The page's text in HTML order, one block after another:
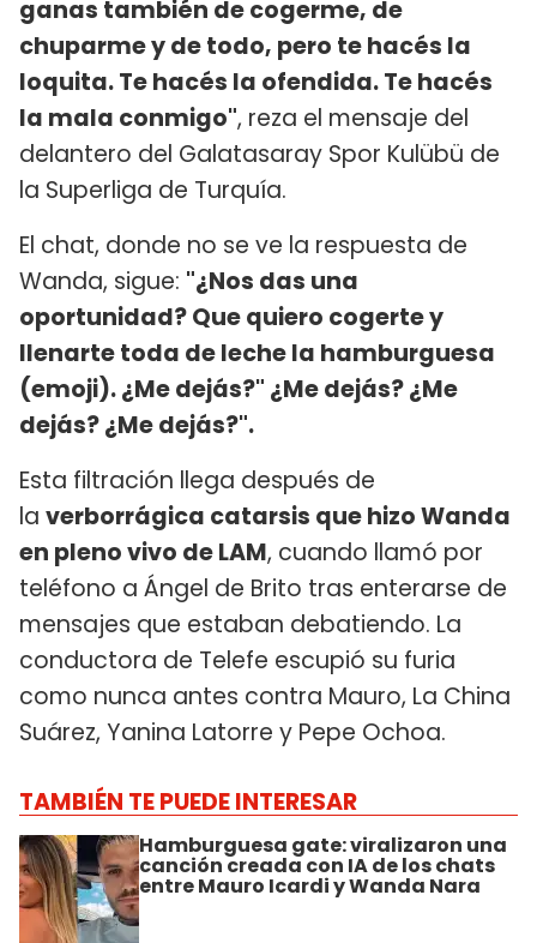
ganas también de cogerme, de
chuparme y de todo, pero te hacés la
loquita. Te hacés la ofendida. Te hacés
la mala conmigo", reza el mensaje del
delantero del Galatasaray Spor Kulübü de
la Superliga de Turquía.
El chat, donde no se ve la respuesta de
Wanda, sigue: "¿Nos das una
oportunidad? Que quiero cogerte y
llenarte toda de leche la hamburguesa
(emoji). ¿Me dejás?" ¿Me dejás? ¿Me
dejás? ¿Me dejás?".
Esta filtración llega después de
la verborrágica catarsis que hizo Wanda
en pleno vivo de LAM, cuando llamó por
teléfono a Ángel de Brito tras enterarse de
mensajes que estaban debatiendo. La
conductora de Telefe escupió su furia
como nunca antes contra Mauro, La China
Suárez, Yanina Latorre y Pepe Ochoa.
TAMBIÉN TE PUEDE INTERESAR
Hamburguesa gate: viralizaron una
canción creada con IA de los chats
entre Mauro Icardi y Wanda Nara